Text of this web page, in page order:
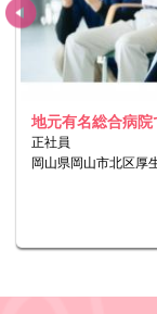
地元有名総合病
正社員
岡山県岡山市北区厚